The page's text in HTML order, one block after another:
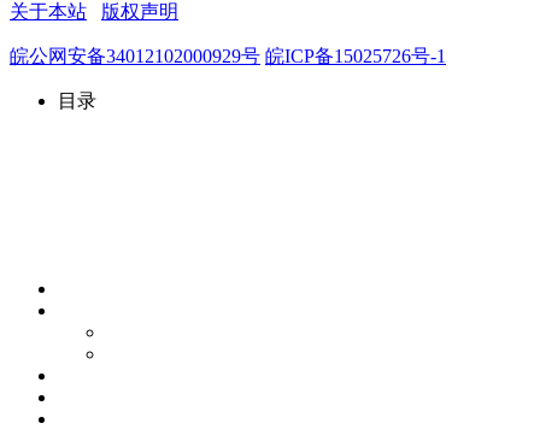
关于本站 版权声明
皖公网安备34012102000929号 皖ICP备15025726号-1
目录